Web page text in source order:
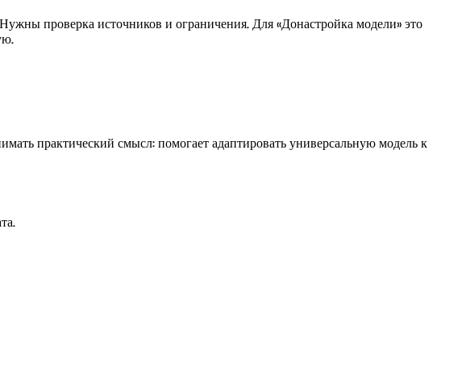
проверка источников и ограничения. Для «Донастройка модели» это
практический смысл: помогает адаптировать универсальную модель к